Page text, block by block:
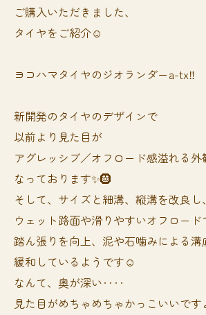
ご購入いただきました、
タイヤをご紹介☺️
ヨコハマタイヤのジオランダーa-tx‼️
新開発のタイヤのデザインで
以前より見た目が
アグレッシブ／オフロード感溢れる外
なっております✨🛞
そして、サイズと細溝、縦溝を改良し、
ウェット路面や滑りやすいオフロード
踏ん張りを向上、泥や石噛みによる溝
緩和しているようです☺️
なんて、奥が深い‥‥
見た目がめちゃめちゃかっこいいで